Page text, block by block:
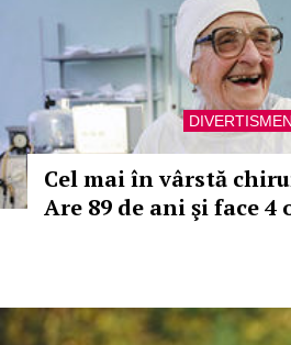
Cel mai în vârstă
Are 89 de ani şi face